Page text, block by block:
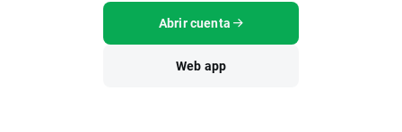
Abrir cuenta
Web app